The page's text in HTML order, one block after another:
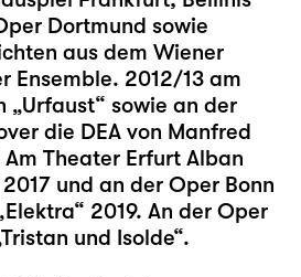
Dortmund sowie
aus dem Wiener
Ensemble. 2012/13 am
„Urfaust“ sowie an der
die DEA von Manfred
Am Theater Erfurt Alban
und an der Oper Bonn
2019. An der Oper
und Isolde“.